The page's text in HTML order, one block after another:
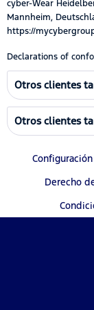
cyber-Wear
Mannheim,
https://
Declarations of
Otros clientes
Otros clientes
Derecho